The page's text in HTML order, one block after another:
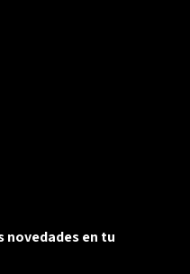
novedades en tu